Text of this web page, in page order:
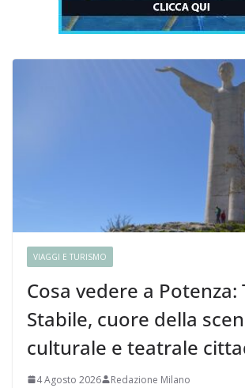
VIAGGI E TURISMO
Cosa vedere a Potenza:
Stabile, cuore della
culturale e teatrale
4 Agosto 2026 Redazione Milano